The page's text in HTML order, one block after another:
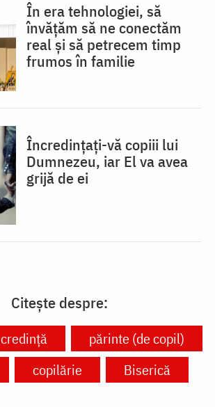
În era tehnologiei, să
învățăm să ne conectăm
real și să petrecem timp
frumos în familie
Încredințați-vă copiii lui
Dumnezeu, iar El va avea
grijă de ei
Citește despre:
credință
părinte (de copil)
copilărie Biserică